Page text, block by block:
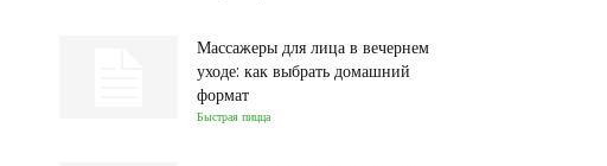
Массажеры для лица в вечернем
уходе: как выбрать домашний
формат
Быстрая пицца